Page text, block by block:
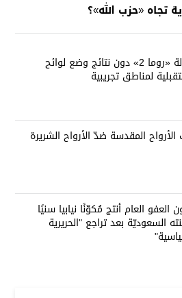
تجاه «حزب الله»؟
جــولة «روما 2» دون نتائج وضع لوائح
لمناطق تجريبية
المقدسة ضدّ الأرواح الشريرة
العفو العام أنتج مُكوّنًا نيابيا سنيًا
السعوديّة بعد تراجع "الحريرية